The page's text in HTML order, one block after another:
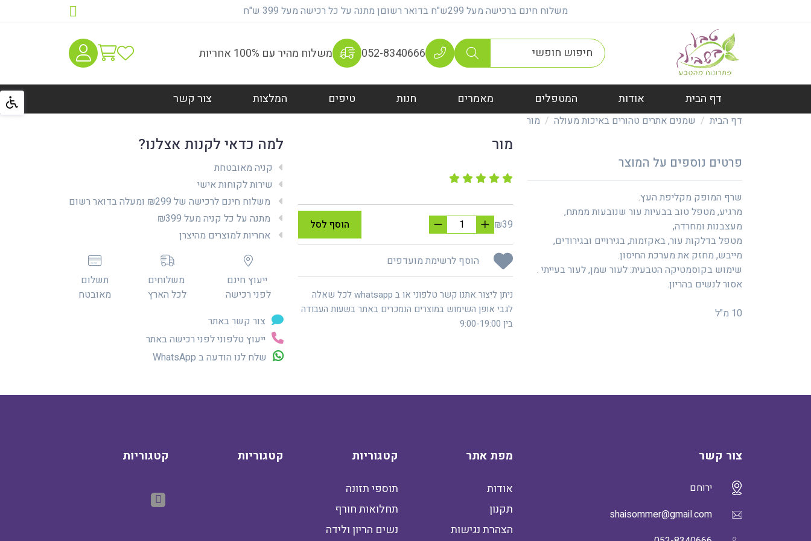
משלוח חינם ברכישה מעל 299ש"ח בדואר רשוםן מתנה על כל רכישה מעל 399 ש"ח
052-8340666 משלוח מהיר עם 100% אחריות
דף הבית אודות המטפלים מאמרים חנות טיפים המלצות צור קשר
דף הבית שמנים אתרים טהורים באיכות מעולה מור
פרטים נוספים על המוצר
שרף המופק מקליפת העץ.
מרגיע, מטפל טוב בבעיות עור שנובעות ממתח,
מעצבנות ומחרדה,
מטפל בדלקות עור, באקזמות, בגירויים ובגירודים,
מייבש, מחזק את מערכת החיסון.
שימוש בקוסמטיקה הטבעית: לעור שמן, לעור בעייתי .
אסור לנשים בהריון.
10 מ"ל
מור
₪39 הוסף לסל
הוסף לרשימת מועדפים
ניתן ליצור אתנו קשר טלפוני או ב whatsapp לכל שאלה
לגבי אופן השימוש במוצרים הנמכרים באתר בשעות העבודה
בין 9:00-19:00
למה כדאי לקנות אצלנו?
קניה מאובטחת
שירות לקוחות אישי
משלוח חינם לרכישה של ₪299 ומעלה בדואר רשום
מתנה על כל קניה מעל ₪399
אחריות למוצרים מהיצרן
ייעוץ חינם
לפני רכישה
משלוחים
לכל הארץ
תשלום
מאובטח
צור קשר באתר
ייעוץ טלפוני לפני רכישה באתר
שלח לנו הודעה ב WhatsApp
צור קשר
ירוחם
shaisommer@gmail.com
מפת אתר
אודות
תקנון
הצהרת נגישות
קטגוריות
תוספי תזונה
תחלואות חורף
נשים הריון ולידה
קטגוריות קטגוריות